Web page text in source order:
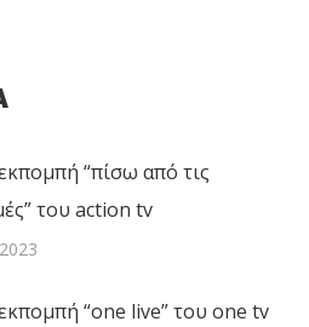
“πίσω από τις
του action tv
“one live” του one tv